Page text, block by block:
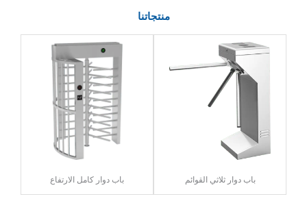
منتجاتنا
باب دوار ثلاثي القوائم باب دوار كامل الارتفاع